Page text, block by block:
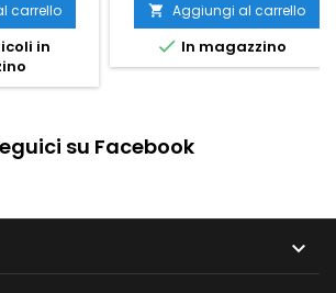
carrello
in
 Aggiungi al carrello
 In magazzino
su Facebook
